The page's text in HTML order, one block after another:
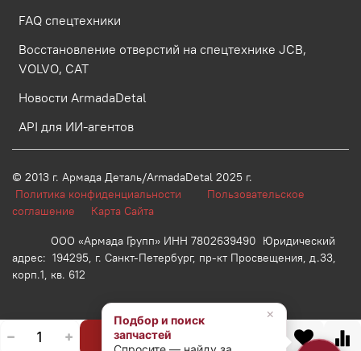
В корзину
FAQ спецтехники
Восстановление отверстий на спецтехнике JCB,
VOLVO, CAT
Новости ArmadaDetal
API для ИИ-агентов
© 2013 г. Армада Деталь/ArmadaDetal 2025 г.
Политика конфиденциальности
Пользовательское
соглашение Карта Сайта
ООО «Армада Групп» ИНН 7802639490 Юридический
адрес: 194295, г. Санкт-Петербург, пр-кт Просвещения, д.33,
корп.1, кв. 612
×
Подбор и поиск
запчастей